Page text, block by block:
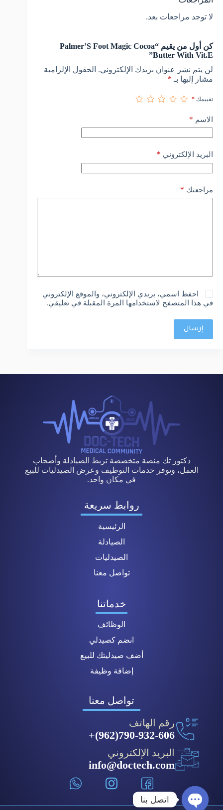
لا توجد مراجعات بعد.
كن أول من يقيم “Palmer’S Foot Magic Cocoa
Butter With Vit.E”
لن يتم نشر عنوان بريدك الإلكتروني. الحقول الإلزامية
مشار إليها بـ *
تقييمك *
الاسم *
البريد الإلكتروني *
مراجعتك *
احفظ اسمي، بريدي الإلكتروني، والموقع الإلكتروني
في هذا المتصفح لاستخدامها المرة المقبلة في تعليقي.
إرسال
دكتور تك منصة متخصصة تربط الصيادلة وأصحاب
العمل، وتوفر خدمات التوظيف وعرض الصيدليات للبيع
في مكان واحد.
روابط سريعة
الرئيسية
الصيادلة
الصيدليات
تواصل معنا
خدماتنا
الوظائف
انضم كصيدلي
أضف صيدليتك للبيع
إضافة وظيفة
تواصل معنا
رقم الهاتف
790-932-606(962)+
البريد الإلكتروني
info@doctech.com
اتصل بنا